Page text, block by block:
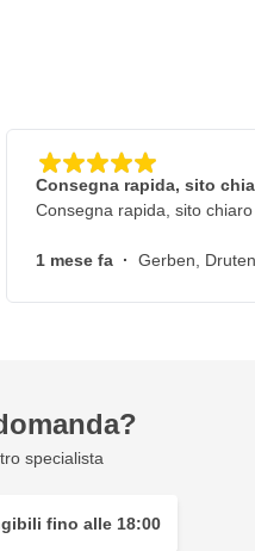
Consegna rapida, sito
Consegna rapida, sito
1 mese fa · Gerben, Druten
specialista
fino alle 18:00